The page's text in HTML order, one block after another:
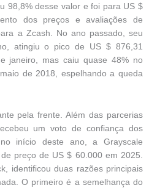
98,8% desse valor e foi para US $
dos preços e avaliações de
a Zcash. No ano passado, seu
atingiu o pico de US $ 876,31
janeiro, mas caiu quase 48% no
de 2018, espelhando a queda
pela frente. Além das parcerias
um voto de confiança dos
início deste ano, a Grayscale
preço de US $ 60.000 em 2025.
identificou duas razões principais
O primeiro é a semelhança do